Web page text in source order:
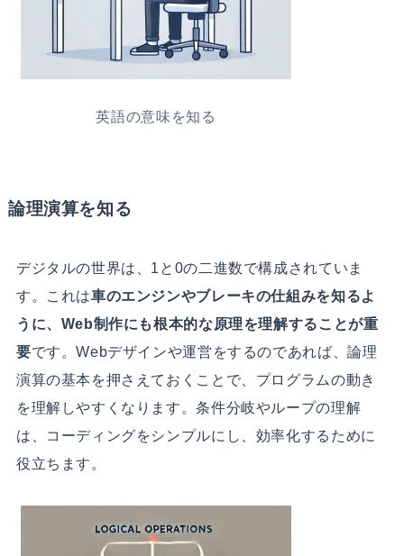
英語の意味を知る
論理演算を知る
デジタルの世界は、1と0の二進数で構成されていま
す。これは車のエンジンやブレーキの仕組みを知るよ
うに、Web制作にも根本的な原理を理解することが重
要です。Webデザインや運営をするのであれば、論理
演算の基本を押さえておくことで、プログラムの動き
を理解しやすくなります。条件分岐やループの理解
は、コーディングをシンプルにし、効率化するために
役立ちます。